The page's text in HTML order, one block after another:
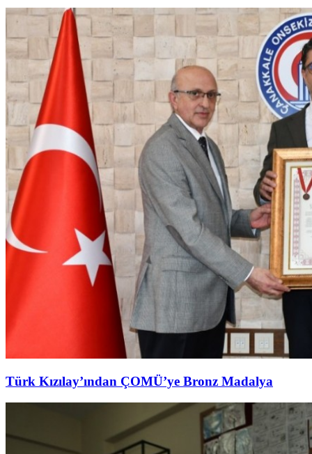
Türk Kızılay’ından ÇOMÜ’ye Bronz Madalya